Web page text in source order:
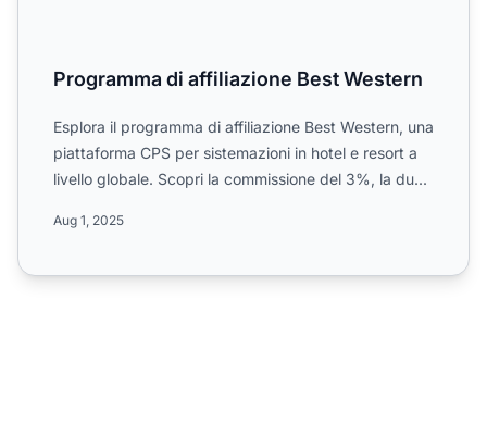
Programma di affiliazione Best Western
Esplora il programma di affiliazione Best Western, una
piattaforma CPS per sistemazioni in hotel e resort a
livello globale. Scopri la commissione del 3%, la du...
Aug 1, 2025